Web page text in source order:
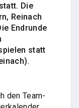
Die
Reinach
Endrunde
statt
den Team-